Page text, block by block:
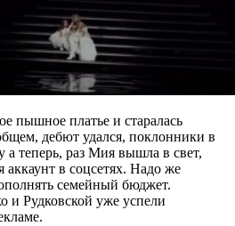
пышное платье и старалась
дебют удался, поклонники в
а теперь, раз Мия вышла в свет,
аккаунт в соцсетях. Надо же
семейный бюджет.
и Рудковской уже успели